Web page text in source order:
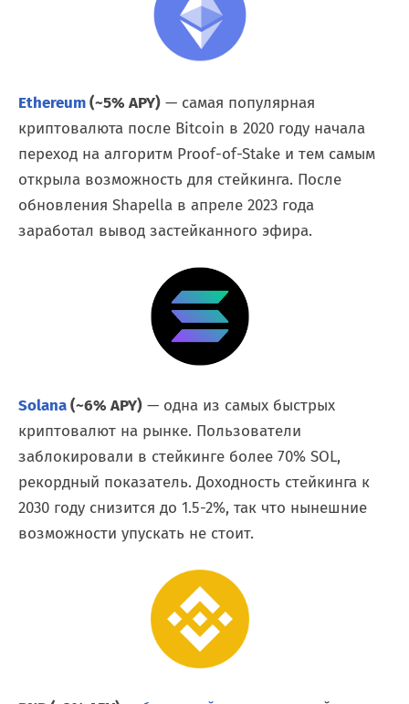
Ethereum(~5% APY) — самая популярная
криптовалюта после Bitcoin в 2020 году начала
переход на алгоритм Proof-of-Stake и тем самым
открыла возможность для стейкинга. После
обновления Shapella в апреле 2023 года
заработал вывод застейканного эфира.
Solana(~6% APY) — одна из самых быстрых
криптовалют на рынке. Пользователи
заблокировали в стейкинге более 70% SOL,
рекордный показатель. Доходность стейкинга к
2030 году снизится до 1.5-2%, так что нынешние
возможности упускать не стоит.